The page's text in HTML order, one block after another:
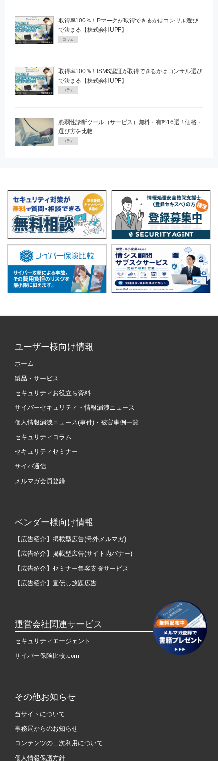
取得率100％！Pマークが取得できるかはコンサル選び
で決まる【株式会社UPF】
コラム
取得率100％！ISMS認証が取得できるかはコンサル選び
で決まる【株式会社UPF】
コラム
脆弱性診断ツール（サービス）無料・有料16選！価格・
選び方を比較
コラム
ユーザー様向け情報
ホーム
製品・サービス
セキュリティお役立ち資料
サイバーセキュリティ・情報漏洩ニュース
個人情報漏洩ニュース(事件)・被害事例一覧
セキュリティコラム
セキュリティセミナー
サイバ通信
メルマガ会員登録
ベンダー様向け情報
【広告紹介】掲載型広告(号外メルマガ)
【広告紹介】掲載型広告(サイト内バナー)
【広告紹介】セミナー集客支援サービス
【広告紹介】宣伝し放題広告
運営会社関連サービス
セキュリティエージェント
サイバー保険比較.com
その他お知らせ
当サイトについて
事務局からのお知らせ
コンテンツの二次利用について
個人情報保護方針